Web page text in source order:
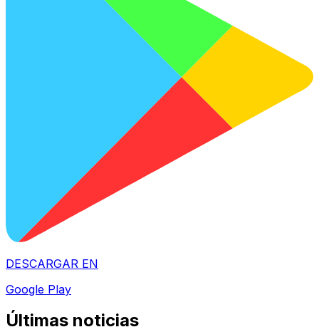
DESCARGAR EN
Google Play
Últimas noticias